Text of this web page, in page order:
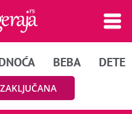
BEBA DETE